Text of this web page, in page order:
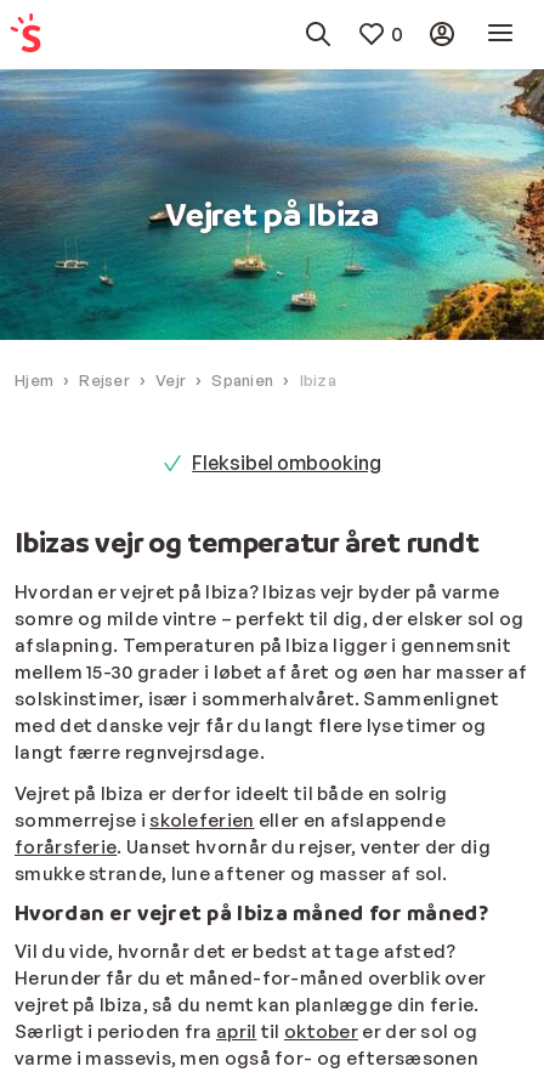
0
Vejret på Ibiza
Hjem Rejser Vejr Spanien Ibiza
Fleksibel ombooking
Ibizas vejr og temperatur året rundt
Hvordan er vejret på Ibiza? Ibizas vejr byder på varme
somre og milde vintre – perfekt til dig, der elsker sol og
afslapning. Temperaturen på Ibiza ligger i gennemsnit
mellem 15-30 grader i løbet af året og øen har masser af
solskinstimer, især i sommerhalvåret. Sammenlignet
med det danske vejr får du langt flere lyse timer og
langt færre regnvejrsdage.
Vejret på Ibiza er derfor ideelt til både en solrig
sommerrejse iskoleferien eller en afslappende
forårsferie. Uanset hvornår du rejser, venter der dig
smukke strande, lune aftener og masser af sol.
Hvordan er vejret på Ibiza måned for måned?
Vil du vide, hvornår det er bedst at tage afsted?
Herunder får du et måned-for-måned overblik over
vejret på Ibiza, så du nemt kan planlægge din ferie.
Særligt i perioden fra april til oktober er der sol og
varme i massevis, men også for- og eftersæsonen